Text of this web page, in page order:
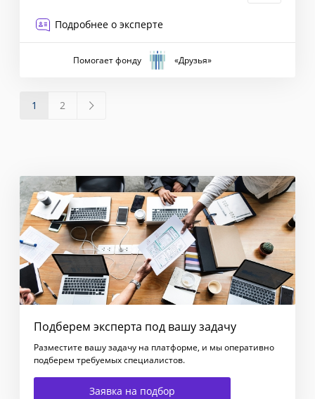
Подробнее о эксперте
Помогает фонду «Друзья»
1 2
Подберем эксперта под вашу задачу
Разместите вашу задачу на платформе, и мы оперативно
подберем требуемых специалистов.
Заявка на подбор